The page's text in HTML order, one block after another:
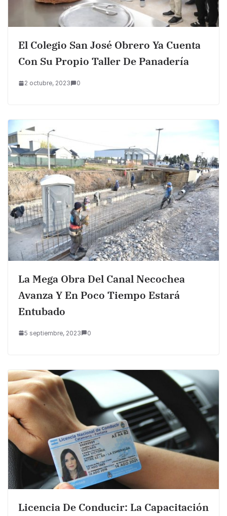
El Colegio San José Obrero Ya Cuenta
Con Su Propio Taller De Panadería
2 octubre, 2023 0
La Mega Obra Del Canal Necochea
Avanza Y En Poco Tiempo Estará
Entubado
5 septiembre, 2023 0
Licencia De Conducir: La Capacitación